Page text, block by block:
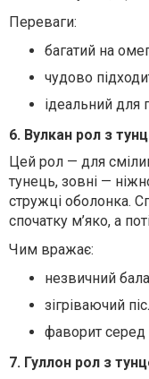
Переваги:
багатий на
чудово
ідеальний для
6. Вулкан рол з
Цей рол — для
тунець, зовні —
стружці оболонка.
спочатку м’яко, а
Чим вражає:
незвичний
зігріваючий
фаворит серед
7. Гуллон рол з